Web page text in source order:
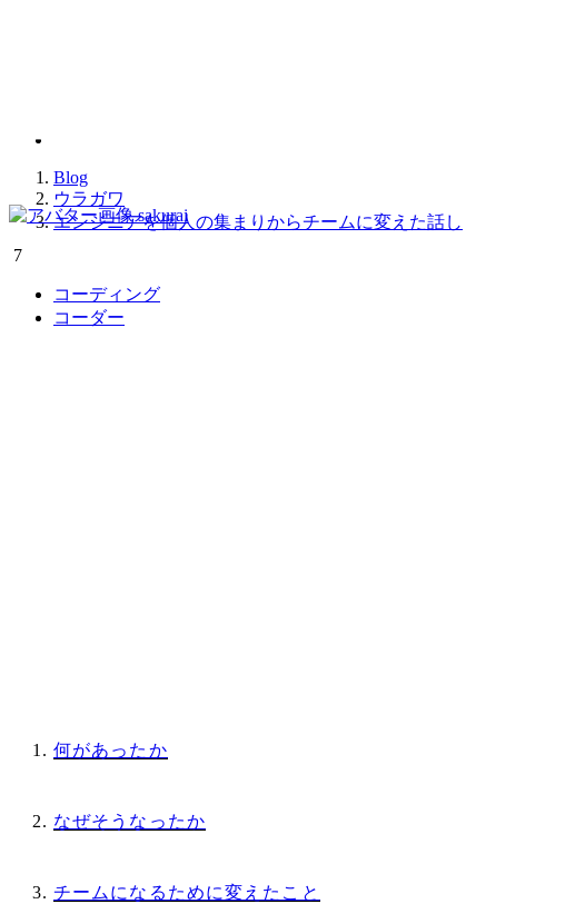
Blog
ウラガワ
エンジニアを個人の集まりからチームに変えた話し
sakurai
7
コーディング
コーダー
何があったか
なぜそうなったか
チームになるために変えたこと